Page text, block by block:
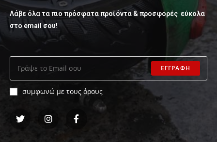
Λάβε όλα τα πιο πρόσφατα προϊόντα & προσφορές εύκολα
στο email σου!
ΕΓΓΡΑΦΗ
συμφωνώ με τους όρους